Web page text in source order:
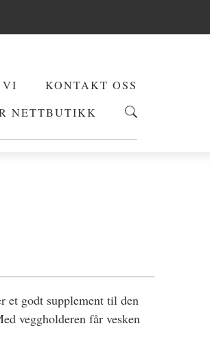
VI
KONTAKT OSS
NETTBUTIKK
et godt supplement til den
veggholderen får vesken